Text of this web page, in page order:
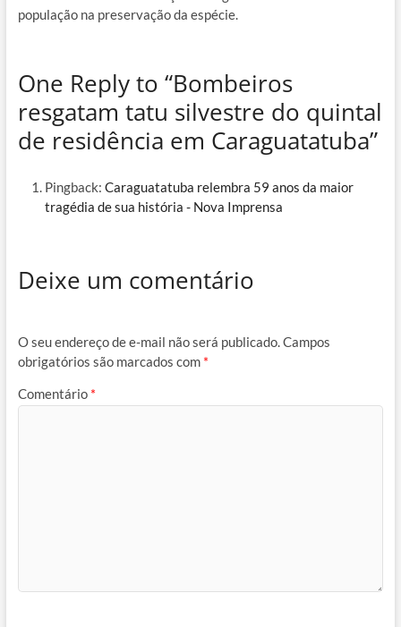
população na preservação da espécie.
One Reply to “Bombeiros
resgatam tatu silvestre do quintal
de residência em Caraguatatuba”
Pingback: Caraguatatuba relembra 59 anos da maior
tragédia de sua história - Nova Imprensa
Deixe um comentário
O seu endereço de e-mail não será publicado.Campos
obrigatórios são marcados com *
Comentário *